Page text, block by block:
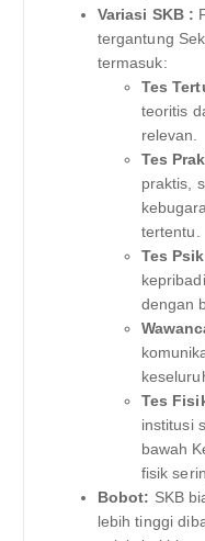
Variasi SKB :
tergantung
termasuk:
Tes
teoritis
relevan.
Tes
praktis,
tertentu.
Tes
dengan
Tes
institusi
bawah
fisik
Bobot: SKB
lebih tinggi